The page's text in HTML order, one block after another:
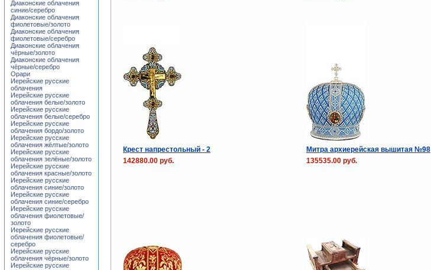
Крест напрестольный - 2 Митра архиерейская вышитая №98
142880.00 руб.
135535.00 руб.
Диаконские облачения
синие/серебро
Диаконские облачения
фиолетовые/золото
Диаконские облачения
фиолетовые/серебро
Диаконские облачения
чёрные/золото
Диаконские облачения
чёрные/серебро
Орари
Иерейские русские
облачения
Иерейские русские
облачения белые/золото
Иерейские русские
облачения белые/серебро
Иерейские русские
облачения бордо/золото
Иерейские русские
облачения жёлтые/золото
Иерейские русские
облачения зелёные/золото
Иерейские русские
облачения красные/золото
Иерейские русские
облачения синие/золото
Иерейские русские
облачения синие/серебро
Иерейские русские
облачения фиолетовые/
золото
Иерейские русские
облачения фиолетовые/
серебро
Иерейские русские
облачения чёрные/золото
Иерейские русские